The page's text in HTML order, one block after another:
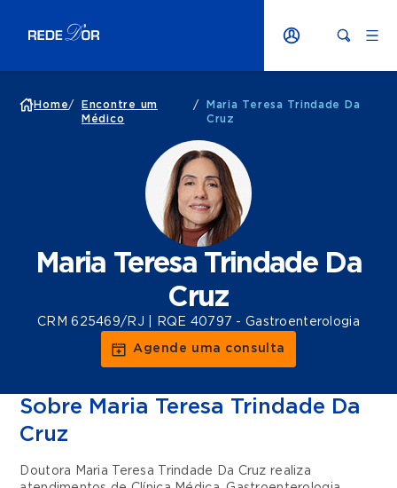
Home/
Encontre um
Médico
/
Maria Teresa Trindade Da
Cruz
Maria Teresa Trindade Da
Cruz
CRM 625469/RJ | RQE 40797 - Gastroenterologia
Agende uma consulta
Sobre Maria Teresa Trindade Da
Cruz
Doutora Maria Teresa Trindade Da Cruz realiza